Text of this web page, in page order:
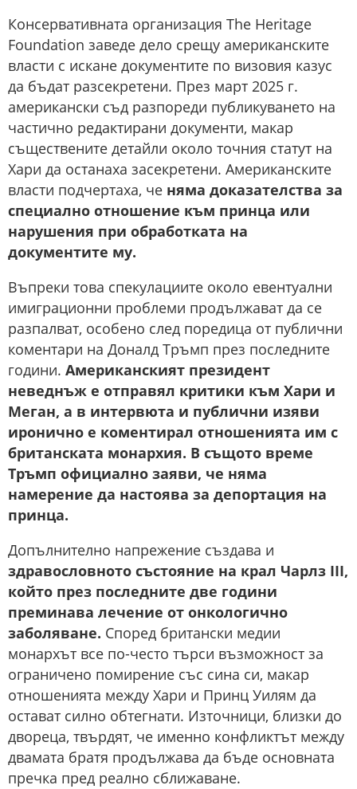
Консервативната организация The Heritage
Foundation заведе дело срещу американските
власти с искане документите по визовия казус
да бъдат разсекретени. През март 2025 г.
американски съд разпореди публикуването на
частично редактирани документи, макар
съществените детайли около точния статут на
Хари да останаха засекретени. Американските
власти подчертаха, че няма доказателства за
специално отношение към принца или
нарушения при обработката на
документите му.
Въпреки това спекулациите около евентуални
имиграционни проблеми продължават да се
разпалват, особено след поредица от публични
коментари на Доналд Тръмп през последните
години. Американският президент
неведнъж е отправял критики към Хари и
Меган, а в интервюта и публични изяви
иронично е коментирал отношенията им с
британската монархия. В същото време
Тръмп официално заяви, че няма
намерение да настоява за депортация на
принца.
Допълнително напрежение създава и
здравословното състояние на крал Чарлз III,
който през последните две години
преминава лечение от онкологично
заболяване. Според британски медии
монархът все по-често търси възможност за
ограничено помирение със сина си, макар
отношенията между Хари и Принц Уилям да
остават силно обтегнати. Източници, близки до
двореца, твърдят, че именно конфликтът между
двамата братя продължава да бъде основната
пречка пред реално сближаване.